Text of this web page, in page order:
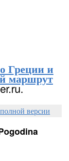
Греции и
маршрут
версии